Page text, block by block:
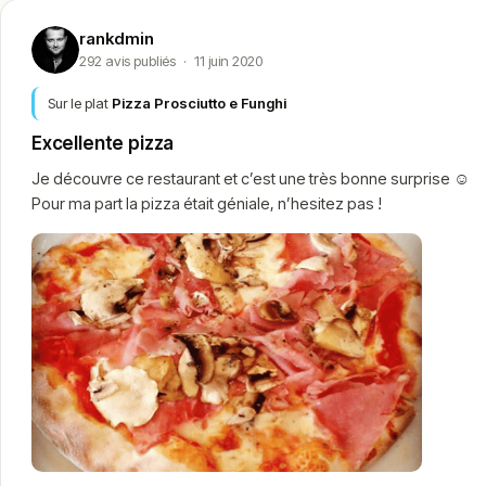
rankdmin
292 avis publiés · 11 juin 2020
Sur le plat Pizza Prosciutto e Funghi
Excellente pizza
Je découvre ce restaurant et c’est une très bonne surprise ☺️
Pour ma part la pizza était géniale, n’hesitez pas !